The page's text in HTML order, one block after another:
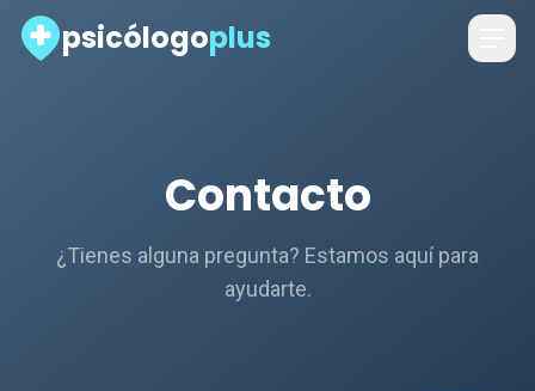
psicólogoplus
Contacto
¿Tienes alguna pregunta? Estamos aquí para
ayudarte.